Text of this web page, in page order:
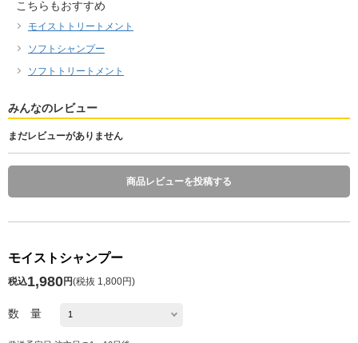
こちらもおすすめ
モイストトリートメント
ソフトシャンプー
ソフトトリートメント
みんなのレビュー
まだレビューがありません
商品レビューを投稿する
モイストシャンプー
税込1,980円(税抜 1,800円)
数 量